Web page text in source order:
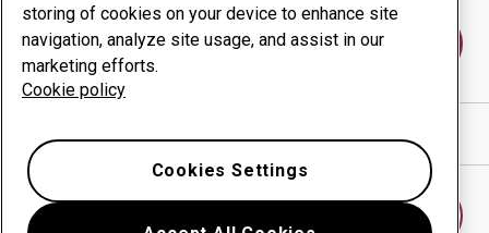
Kontakt
storing of cookies on your device to enhance site
navigation, analyze site usage, and assist in our
marketing efforts.
Cookie policy
Cookies Settings